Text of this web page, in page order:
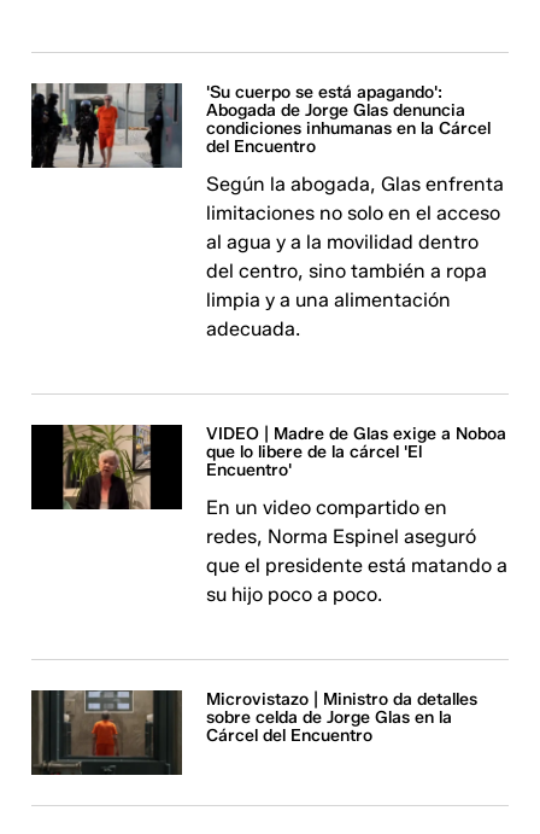
'Su cuerpo se está apagando':
Abogada de Jorge Glas denuncia
condiciones inhumanas en la Cárcel
del Encuentro
Según la abogada, Glas enfrenta
limitaciones no solo en el acceso
al agua y a la movilidad dentro
del centro, sino también a ropa
limpia y a una alimentación
adecuada.
VIDEO | Madre de Glas exige a Noboa
que lo libere de la cárcel 'El
Encuentro'
En un video compartido en
redes, Norma Espinel aseguró
que el presidente está matando a
su hijo poco a poco.
Microvistazo | Ministro da detalles
sobre celda de Jorge Glas en la
Cárcel del Encuentro